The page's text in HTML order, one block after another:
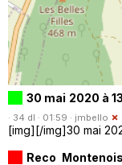
30 mai 2020 à
· 34 dl · 01:59 · jmbello
[img][/img]30 mai
Reco